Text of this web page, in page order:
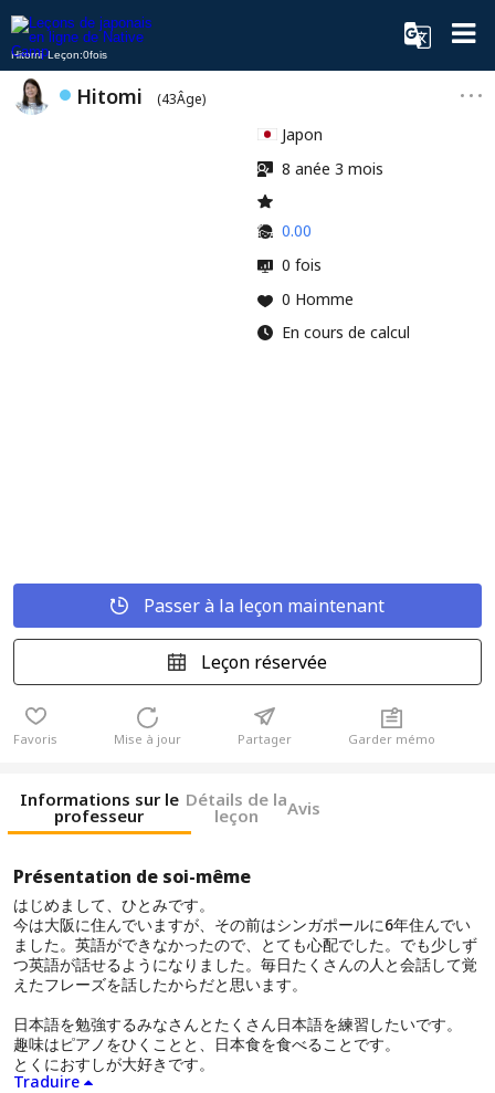
Hitomi Leçon:0fois
Hitomi (43Âge)
Japon
8 anée 3 mois
0.00
0 fois
0 Homme
En cours de calcul
Passer à la leçon maintenant
Leçon réservée
Favoris Mise à jour Partager Garder mémo
Informations sur le
professeur
Détails de la
leçon Avis
Présentation de soi-même
はじめまして、ひとみです。
今は大阪に住んでいますが、その前はシンガポールに6年住んでい
ました。英語ができなかったので、とても心配でした。でも少しず
つ英語が話せるようになりました。毎日たくさんの人と会話して覚
えたフレーズを話したからだと思います。
日本語を勉強するみなさんとたくさん日本語を練習したいです。
趣味はピアノをひくことと、日本食を食べることです。
とくにおすしが大好きです。
Traduire